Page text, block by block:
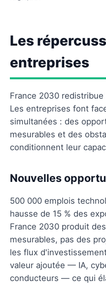
Les
entreprises
France 2030
Les entreprises font
simultanées : des
mesurables et des
conditionnent leur
Nouvelles
500 000 emplois
hausse de 15 % des
France 2030 produit
mesurables, pas des
les flux
valeur ajoutée — IA,
conducteurs — ce qui